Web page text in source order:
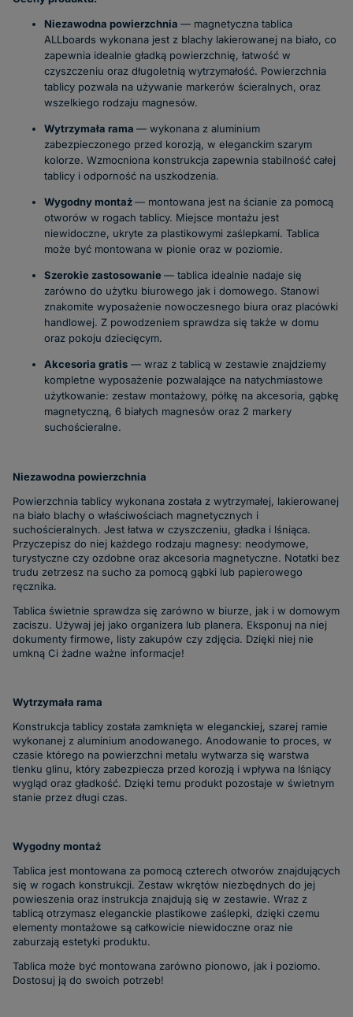
Niezawodna powierzchnia — magnetyczna tablica
ALLboards wykonana jest z blachy lakierowanej na biało, co
zapewnia idealnie gładką powierzchnię, łatwość w
czyszczeniu oraz długoletnią wytrzymałość. Powierzchnia
tablicy pozwala na używanie markerów ścieralnych, oraz
wszelkiego rodzaju magnesów.
Wytrzymała rama — wykonana z aluminium
zabezpieczonego przed korozją, w eleganckim szarym
kolorze. Wzmocniona konstrukcja zapewnia stabilność całej
tablicy i odporność na uszkodzenia.
Wygodny montaż— montowana jest na ścianie za pomocą
otworów w rogach tablicy. Miejsce montażu jest
niewidoczne, ukryte za plastikowymi zaślepkami. Tablica
może być montowana w pionie oraz w poziomie.
Szerokie zastosowanie— tablica idealnie nadaje się
zarówno do użytku biurowego jak i domowego. Stanowi
znakomite wyposażenie nowoczesnego biura oraz placówki
handlowej. Z powodzeniem sprawdza się także w domu
oraz pokoju dziecięcym.
Akcesoria gratis — wraz z tablicą w zestawie znajdziemy
kompletne wyposażenie pozwalające na natychmiastowe
użytkowanie: zestaw montażowy, półkę na akcesoria, gąbkę
magnetyczną, 6 białych magnesów oraz 2 markery
suchościeralne.
Niezawodna powierzchnia
Powierzchnia tablicy wykonana została z wytrzymałej, lakierowanej
na biało blachy o właściwościach magnetycznych i
suchościeralnych. Jest łatwa w czyszczeniu, gładka i lśniąca.
Przyczepisz do niej każdego rodzaju magnesy: neodymowe,
turystyczne czy ozdobne oraz akcesoria magnetyczne. Notatki bez
trudu zetrzesz na sucho za pomocą gąbki lub papierowego
ręcznika.
Tablica świetnie sprawdza się zarówno w biurze, jak i w domowym
zaciszu. Używaj jej jako organizera lub planera. Eksponuj na niej
dokumenty firmowe, listy zakupów czy zdjęcia. Dzięki niej nie
umkną Ci żadne ważne informacje!
Wytrzymała rama
Konstrukcja tablicy została zamknięta w eleganckiej, szarej ramie
wykonanej z aluminium anodowanego. Anodowanie to proces, w
czasie którego na powierzchni metalu wytwarza się warstwa
tlenku glinu, który zabezpiecza przed korozją i wpływa na lśniący
wygląd oraz gładkość. Dzięki temu produkt pozostaje w świetnym
stanie przez długi czas.
Wygodny montaż
Tablica jest montowana za pomocą czterech otworów znajdujących
się w rogach konstrukcji. Zestaw wkrętów niezbędnych do jej
powieszenia oraz instrukcja znajdują się w zestawie. Wraz z
tablicą otrzymasz eleganckie plastikowe zaślepki, dzięki czemu
elementy montażowe są całkowicie niewidoczne oraz nie
zaburzają estetyki produktu.
Tablica może być montowana zarówno pionowo, jak i poziomo.
Dostosuj ją do swoich potrzeb!